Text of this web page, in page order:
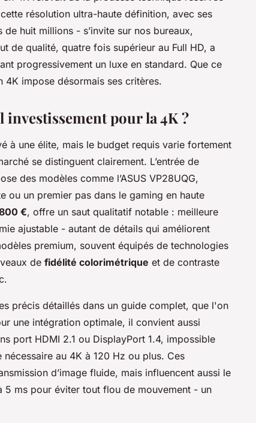
résolution ultra-haute définition, avec ses
de huit millions - s’invite sur nos bureaux,
de qualité, quatre fois supérieur au Full HD, a
progressivement un luxe en standard. Que ce
4K impose désormais ses critères.
pour la 4K ?
à une élite, mais le budget requis varie fortement
se distinguent clairement. L’entrée de
des modèles comme l’ASUS VP28UQG,
ou un premier pas dans le gaming en haute
€, offre un saut qualitatif notable : meilleure
ajustable - autant de détails qui améliorent
premium, souvent équipés de technologies
de fidélité colorimétrique et de contraste
précis détaillés dans un guide complet, que l'on
une intégration optimale, il convient aussi
port HDMI 2.1 ou DisplayPort 1.4, impossible
au 4K à 120 Hz ou plus. Ces
d’image fluide, mais influencent aussi le
5 ms pour éviter tout flou de mouvement - un